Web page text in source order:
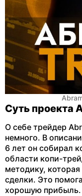
Суть проекта
О себе трейдер
немного. В
6 лет он собирал
области копи-
методику,
сделки. Это
хорошую прибыль.